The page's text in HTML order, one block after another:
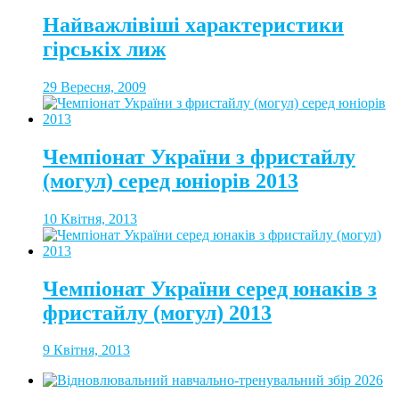
Найважлівіші характеристики
гірськіх лиж
29 Вересня, 2009
Чемпіонат України з фристайлу
(могул) серед юніорів 2013
10 Квітня, 2013
Чемпіонат України серед юнаків з
фристайлу (могул) 2013
9 Квітня, 2013